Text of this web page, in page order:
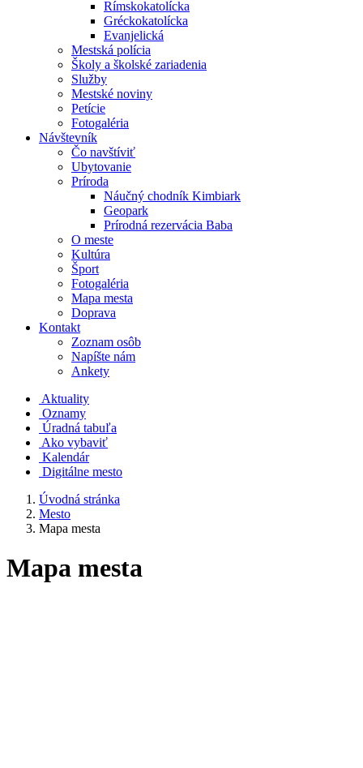
Rímskokatolícka
Gréckokatolícka
Evanjelická
Mestská polícia
Školy a školské zariadenia
Služby
Mestské noviny
Petície
Fotogaléria
Návštevník
Čo navštíviť
Ubytovanie
Príroda
Náučný chodník Kimbiark
Geopark
Prírodná rezervácia Baba
O meste
Kultúra
Šport
Fotogaléria
Mapa mesta
Doprava
Kontakt
Zoznam osôb
Napíšte nám
Ankety
Aktuality
Oznamy
Úradná tabuľa
Ako vybaviť
Kalendár
Digitálne mesto
Úvodná stránka
Mesto
Mapa mesta
Mapa mesta